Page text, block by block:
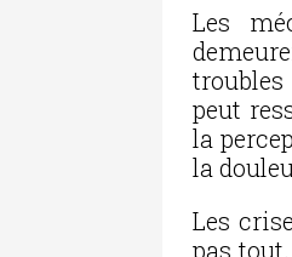
Les
peut
la
la
Les
pas